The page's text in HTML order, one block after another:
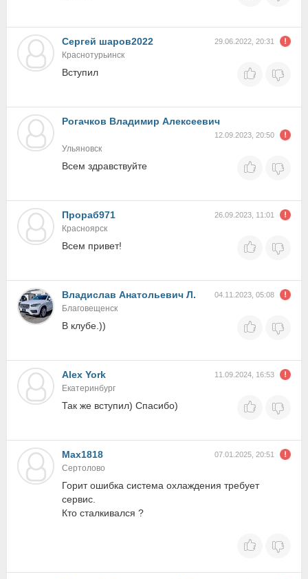
Сергей шаров2022 29.06.2022, 20:31
Краснотурьинск
Вступил
Рогачков Владимир Алексеевич
12.09.2023, 20:50
Ульяновск
Всем здравствуйте
Прораб971 26.09.2023, 11:01
Красноярск
Всем привет!
Владислав Анатольевич Л. 04.11.2023, 05:08
Благовещенск
В клубе.))
Alex York 11.09.2024, 16:53
Екатеринбург
Так же вступил) Спасибо)
Max1818 07.01.2025, 20:51
Сертолово
Горит ошибка система охлаждения требует
сервис.
Кто сталкивался ?